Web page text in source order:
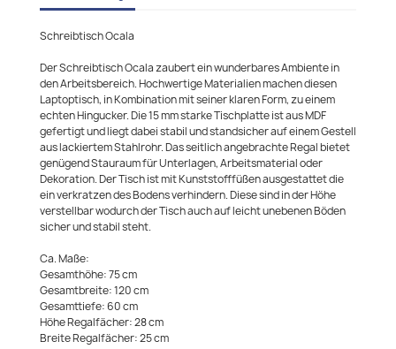
Schreibtisch Ocala
Der Schreibtisch Ocala zaubert ein wunderbares Ambiente in
den Arbeitsbereich. Hochwertige Materialien machen diesen
Laptoptisch, in Kombination mit seiner klaren Form, zu einem
echten Hingucker. Die 15 mm starke Tischplatte ist aus MDF
gefertigt und liegt dabei stabil und standsicher auf einem Gestell
aus lackiertem Stahlrohr. Das seitlich angebrachte Regal bietet
genügend Stauraum für Unterlagen, Arbeitsmaterial oder
Dekoration. Der Tisch ist mit Kunststofffüßen ausgestattet die
ein verkratzen des Bodens verhindern. Diese sind in der Höhe
verstellbar wodurch der Tisch auch auf leicht unebenen Böden
sicher und stabil steht.
Ca. Maße:
Gesamthöhe: 75 cm
Gesamtbreite: 120 cm
Gesamttiefe: 60 cm
Höhe Regalfächer: 28 cm
Breite Regalfächer: 25 cm